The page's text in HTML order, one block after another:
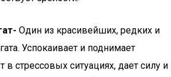
Один из красивейших, редких и
Успокаивает и поднимает
в стрессовых ситуациях, дает силу и